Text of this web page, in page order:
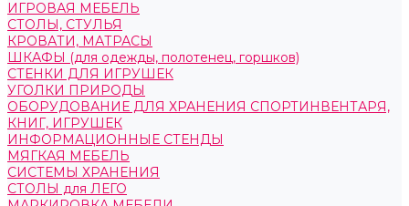
ИГРОВАЯ МЕБЕЛЬ
СТОЛЫ, СТУЛЬЯ
КРОВАТИ, МАТРАСЫ
ШКАФЫ (для одежды, полотенец, горшков)
СТЕНКИ ДЛЯ ИГРУШЕК
УГОЛКИ ПРИРОДЫ
ОБОРУДОВАНИЕ ДЛЯ ХРАНЕНИЯ СПОРТИНВЕНТАРЯ,
КНИГ, ИГРУШЕК
ИНФОРМАЦИОННЫЕ СТЕНДЫ
МЯГКАЯ МЕБЕЛЬ
СИСТЕМЫ ХРАНЕНИЯ
СТОЛЫ для ЛЕГО